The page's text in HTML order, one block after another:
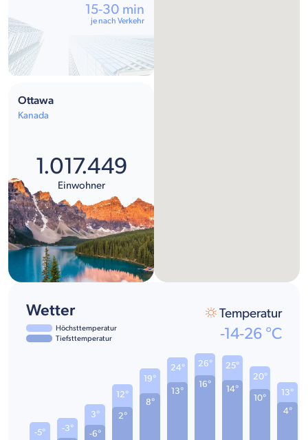
15-30 min
je nach Verkehr
Ottawa
Kanada
1.017.449
Einwohner
Wetter
Höchsttemperatur
Tiefsttemperatur
Temperatur
-14-26 °C
-5° -3° -6°
3° 2°
12°
8°
19°
13°
24°
16°
26°
14°
25°
10°
20°
4°
13°